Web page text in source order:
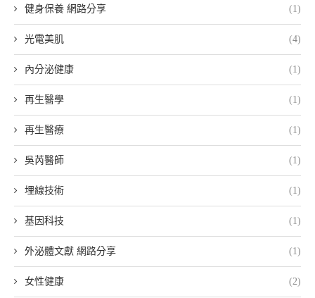
健身保養 網路分享 (1)
光電美肌 (4)
內分泌健康 (1)
再生醫學 (1)
再生醫療 (1)
吳芮醫師 (1)
埋線技術 (1)
基因科技 (1)
外泌體文獻 網路分享 (1)
女性健康 (2)